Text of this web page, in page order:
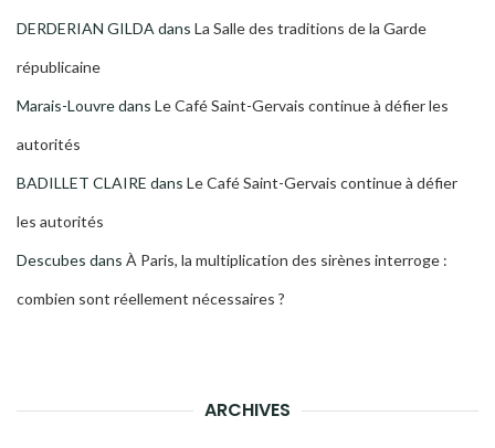
DERDERIAN GILDA dans La Salle des traditions de la Garde
républicaine
Marais-Louvredans Le Café Saint-Gervais continue à défier les
autorités
BADILLET CLAIRE dans Le Café Saint-Gervais continue à défier
les autorités
Descubes dans À Paris, la multiplication des sirènes interroge :
combien sont réellement nécessaires ?
ARCHIVES